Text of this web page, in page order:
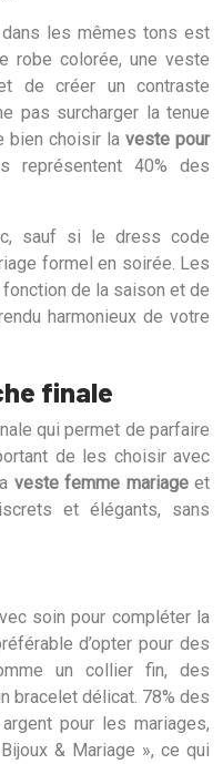
les mêmes tons est
robe colorée, une veste
de créer un contraste
pas surcharger la tenue
bien choisir la veste pour
représentent 40% des
sauf si le dress code
formel en soirée. Les
de la saison et de
harmonieux de votre
finale
qui permet de parfaire
de les choisir avec
veste femme mariageet
et élégants, sans
soin pour compléter la
d’opter pour des
un collier fin, des
bracelet délicat. 78% des
pour les mariages,
& Mariage », ce qui